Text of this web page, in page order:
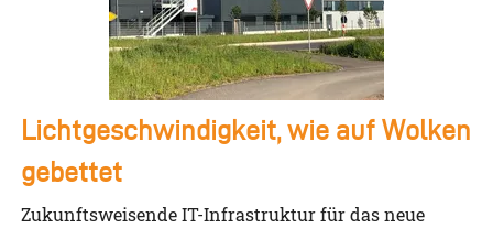
Lichtgeschwindigkeit, wie auf Wolken
gebettet
Zukunftsweisende IT-Infrastruktur für das neue